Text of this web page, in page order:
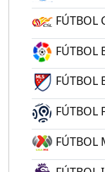
FÚTBOL
FÚTBOL
FÚTBOL
FÚTBOL
FÚTBOL